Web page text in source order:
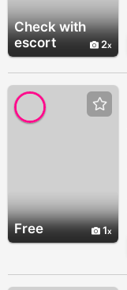
Check with
escort
2
Free 1